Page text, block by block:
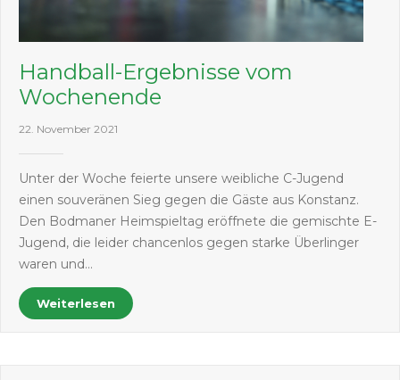
Handball-Ergebnisse vom
Wochenende
22. November 2021
Unter der Woche feierte unsere weibliche C-Jugend
einen souveränen Sieg gegen die Gäste aus Konstanz.
Den Bodmaner Heimspieltag eröffnete die gemischte E-
Jugend, die leider chancenlos gegen starke Überlinger
waren und…
Weiterlesen